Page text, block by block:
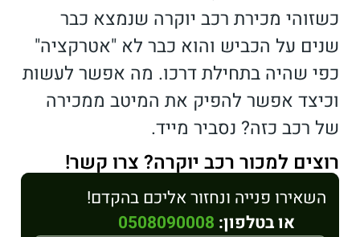
כשזוהי מכירת רכב יוקרה שנמצא כבר
שנים על הכביש והוא כבר לא "אטרקציה"
כפי שהיה בתחילת דרכו. מה אפשר לעשות
וכיצד אפשר להפיק את המיטב ממכירה
של רכב כזה? נסביר מייד.
רוצים למכור רכב יוקרה? צרו קשר!
השאירו פנייה ונחזור אליכם בהקדם!
או בטלפון: 0508090008